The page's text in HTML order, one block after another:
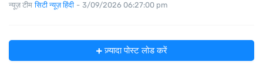
न्यूज़ टीम सिटी न्यूज़ हिंदी - 3/09/2026 06:27:00 pm
ज़्यादा पोस्ट लोड करें